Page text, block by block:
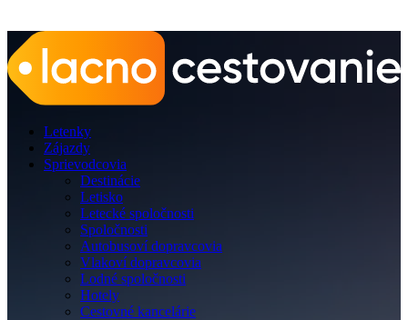
Letenky
Zájazdy
Sprievodcovia
Destinácie
Letisko
Letecké spoločnosti
Spoločnosti
Autobusoví dopravcovia
Vlakoví dopravcovia
Lodné spoločnosti
Hotely
Cestovné kancelárie